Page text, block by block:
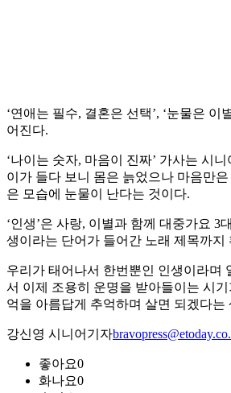
‘연애는 필수, 결혼은 선택’, ‘눈물은
어진다.
‘나이는 숫자, 마음이 진짜’ 가사는 시
이가 들다 보니 몸은 늙었으나 마음만
은 모습에 눈물이 난다는 것이다.
‘인생’은 사랑, 이별과 함께 대중가요 3
생이라는 단어가 들어간 노래 제목까지
우리가 태어나서 한번뿐인 인생이라며
서 이제 조용히 운명을 받아들이는 시
억을 아름답게 추억하며 살면 되겠다는
강신영 시니어기자
좋아요0
화나요0